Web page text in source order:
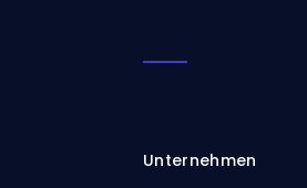
Unternehmen